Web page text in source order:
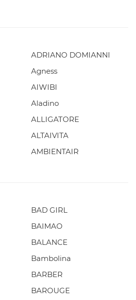
ADRIANO DOMIANNI
Agness
AIWIBI
Aladino
ALLIGATORE
ALTAIVITA
AMBIENTAIR
BAD GIRL
BAIMAO
BALANCE
Bambolina
BARBER
BAROUGE